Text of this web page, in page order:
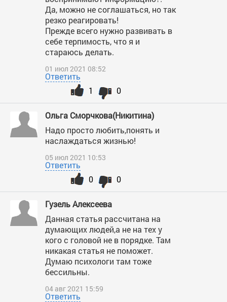
Да, можно не соглашаться, но так
резко реагировать!
Прежде всего нужно развивать в
себе терпимость, что я и
стараюсь делать.
01 июл 2021 08:52
Ответить
0
1
Ольга Сморчкова(Никитина)
Надо просто любить,понять и
наслаждаться жизнью!
05 июл 2021 10:53
Ответить
0
0
Гузель Алексеева
Данная статья рассчитана на
думающих людей,а не на тех у
кого с головой не в порядке. Там
никакая статья не поможет.
Думаю психологи там тоже
бессильны.
04 авг 2021 15:59
Ответить